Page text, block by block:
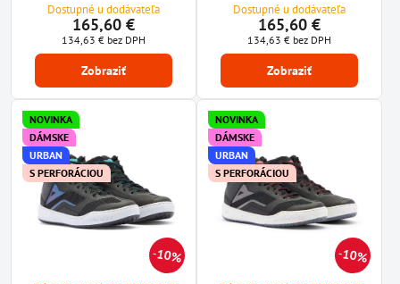
Dostupné u dodávateľa
165,60 €
134,63 € bez DPH
Zobraziť
Dostupné u dodávateľa
165,60 €
134,63 € bez DPH
Zobraziť
10%
NOVINKA
DÁMSKE
URBAN
S PERFORÁCIOU
10%
NOVINKA
DÁMSKE
URBAN
S PERFORÁCIOU